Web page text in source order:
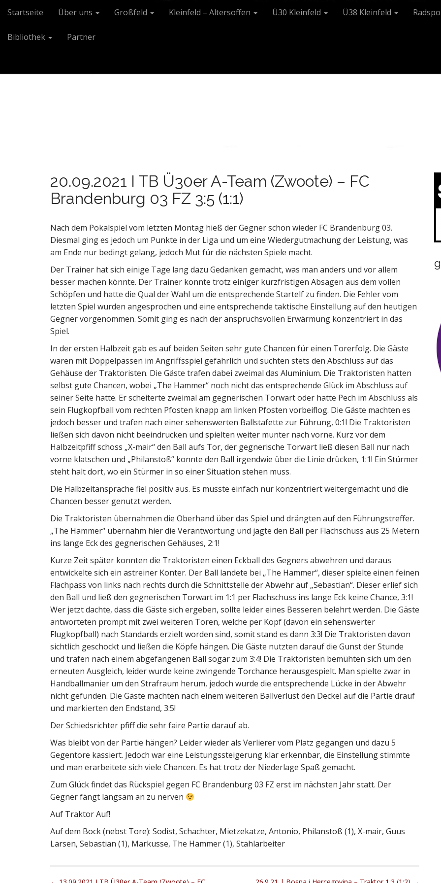
M
e
Startseite Über uns Großfeld Kleinfeld – Altersoffen Ü30 Kleinfeld Ü38 Kleinfeld
Bibliothek Partner
20.09.2021 I TB Ü30er A-Team (Zwoote) – FC
Brandenburg 03 FZ 3:5 (1:1)
Nach dem Pokalspiel vom letzten Montag hieß der Gegner schon wieder FC Brandenburg 03.
Diesmal ging es jedoch um Punkte in der Liga und um eine Wiedergutmachung der Leistung, was
am Ende nur bedingt gelang, jedoch Mut für die nächsten Spiele macht.
Der Trainer hat sich einige Tage lang dazu Gedanken gemacht, was man anders und vor allem
besser machen könnte. Der Trainer konnte trotz einiger kurzfristigen Absagen aus dem vollen
Schöpfen und hatte die Qual der Wahl um die entsprechende Startelf zu finden. Die Fehler vom
letzten Spiel wurden angesprochen und eine entsprechende taktische Einstellung auf den heutigen
Gegner vorgenommen. Somit ging es nach der anspruchsvollen Erwärmung konzentriert in das
Spiel.
In der ersten Halbzeit gab es auf beiden Seiten sehr gute Chancen für einen Torerfolg. Die Gäste
waren mit Doppelpässen im Angriffsspiel gefährlich und suchten stets den Abschluss auf das
Gehäuse der Traktoristen. Die Gäste trafen dabei zweimal das Aluminium. Die Traktoristen hatten
selbst gute Chancen, wobei „The Hammer“ noch nicht das entsprechende Glück im Abschluss auf
seiner Seite hatte. Er scheiterte zweimal am gegnerischen Torwart oder hatte Pech im Abschluss als
sein Flugkopfball vom rechten Pfosten knapp am linken Pfosten vorbeiflog. Die Gäste machten es
jedoch besser und trafen nach einer sehenswerten Ballstafette zur Führung, 0:1! Die Traktoristen
ließen sich davon nicht beeindrucken und spielten weiter munter nach vorne. Kurz vor dem
Halbzeitpfiff schoss „X-mair“ den Ball aufs Tor, der gegnerische Torwart ließ diesen Ball nur nach
vorne klatschen und „Philanstoß“ konnte den Ball irgendwie über die Linie drücken, 1:1! Ein Stürmer
steht halt dort, wo ein Stürmer in so einer Situation stehen muss.
Die Halbzeitansprache fiel positiv aus. Es musste einfach nur konzentriert weitergemacht und die
Chancen besser genutzt werden.
Die Traktoristen übernahmen die Oberhand über das Spiel und drängten auf den Führungstreffer.
„The Hammer“ übernahm hier die Verantwortung und jagte den Ball per Flachschuss aus 25 Metern
ins lange Eck des gegnerischen Gehäuses, 2:1!
Kurze Zeit später konnten die Traktoristen einen Eckball des Gegners abwehren und daraus
entwickelte sich ein astreiner Konter. Der Ball landete bei „The Hammer“, dieser spielte einen feinen
Flachpass von links nach rechts durch die Schnittstelle der Abwehr auf „Sebastian“. Dieser erlief sich
den Ball und ließ den gegnerischen Torwart im 1:1 per Flachschuss ins lange Eck keine Chance, 3:1!
Wer jetzt dachte, dass die Gäste sich ergeben, sollte leider eines Besseren belehrt werden. Die Gäste
antworteten prompt mit zwei weiteren Toren, welche per Kopf (davon ein sehenswerter
Flugkopfball) nach Standards erzielt worden sind, somit stand es dann 3:3! Die Traktoristen davon
sichtlich geschockt und ließen die Köpfe hängen. Die Gäste nutzten darauf die Gunst der Stunde
und trafen nach einem abgefangenen Ball sogar zum 3:4! Die Traktoristen bemühten sich um den
erneuten Ausgleich, leider wurde keine zwingende Torchance herausgespielt. Man spielte zwar in
Handballmanier um den Strafraum herum, jedoch wurde die entsprechende Lücke in der Abwehr
nicht gefunden. Die Gäste machten nach einem weiteren Ballverlust den Deckel auf die Partie drauf
und markierten den Endstand, 3:5!
Der Schiedsrichter pfiff die sehr faire Partie darauf ab.
Was bleibt von der Partie hängen? Leider wieder als Verlierer vom Platz gegangen und dazu 5
Gegentore kassiert. Jedoch war eine Leistungssteigerung klar erkennbar, die Einstellung stimmte
und man erarbeitete sich viele Chancen. Es hat trotz der Niederlage Spaß gemacht.
Zum Glück findet das Rückspiel gegen FC Brandenburg 03 FZ erst im nächsten Jahr statt. Der
Gegner fängt langsam an zu nerven
Auf Traktor Auf!
Auf dem Bock (nebst Tore): Sodist, Schachter, Mietzekatze, Antonio, Philanstoß (1), X-mair, Guus
Larsen, Sebastian (1), Markusse, The Hammer (1), Stahlarbeiter